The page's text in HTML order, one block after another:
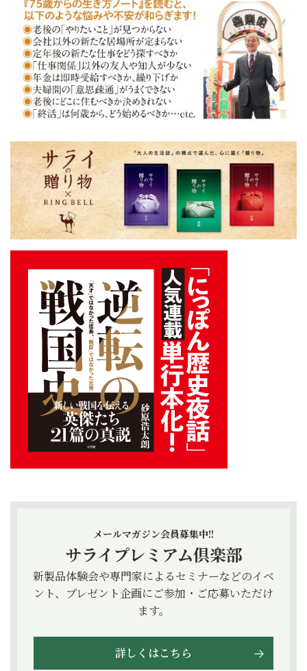
メールマガジン会員募集中!!
サライプレミアム倶楽部
新製品体験会や専門家によるセミナーなどのイベ
ント、プレゼント企画にご参加・ご応募いただけ
ます。
詳しくはこちら